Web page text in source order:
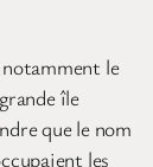
le
île
que le nom
les